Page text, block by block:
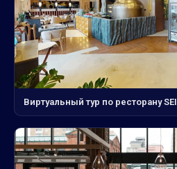
Виртуальный тур по ресторану SEI